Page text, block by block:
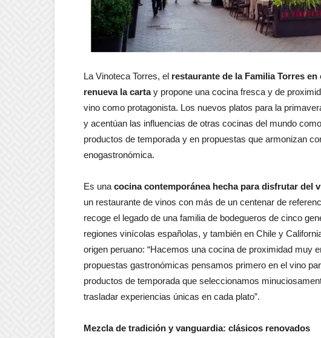
La Vinoteca Torres, el restaurante de la Familia Torres
renueva la cartay propone una cocina fresca y de
vino como protagonista. Los nuevos platos para la
y acentúan las influencias de otras cocinas del mundo
productos de temporada y en propuestas que armonizan
enogastronómica.
Es unacocina contemporánea hecha para disfrutar del
un restaurante de vinos con más de un centenar de
recoge el legado de una familia de bodegueros de cinco
regiones vinícolas españolas, y también en Chile y
origen peruano: “Hacemos una cocina de proximidad muy
propuestas gastronómicas pensamos primero en el vino
productos de temporada que seleccionamos
trasladar experiencias únicas en cada plato”.
Mezcla de tradición y vanguardia: clásicos renovados